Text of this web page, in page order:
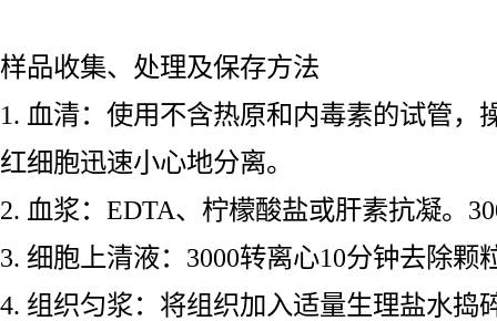
样品收集、处理及保存方法
1. 血清：使用不含热原和内毒素的试管，
红细胞迅速小心地分离。
2. 血浆：EDTA、柠檬酸盐或肝素抗凝。
3. 细胞上清液：3000转离心10分钟去除颗
4. 组织匀浆：将组织加入适量生理盐水捣